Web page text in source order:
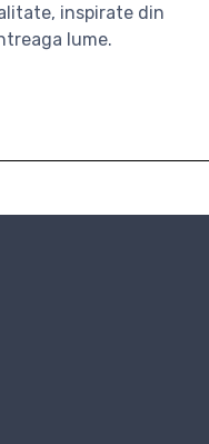
inspirate din
lume.